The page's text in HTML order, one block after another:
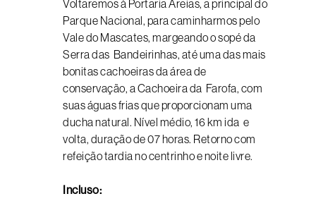
Voltaremos à Portaria Areias, a principal do
Parque Nacional, para caminharmos pelo
Vale do Mascates, margeando o sopé da
Serra das Bandeirinhas, até uma das mais
bonitas cachoeiras da área de
conservação, a Cachoeira da Farofa, com
suas águas frias que proporcionam uma
ducha natural. Nível médio, 16 km ida e
volta, duração de 07 horas. Retorno com
refeição tardia no centrinho e noite livre.
Incluso: